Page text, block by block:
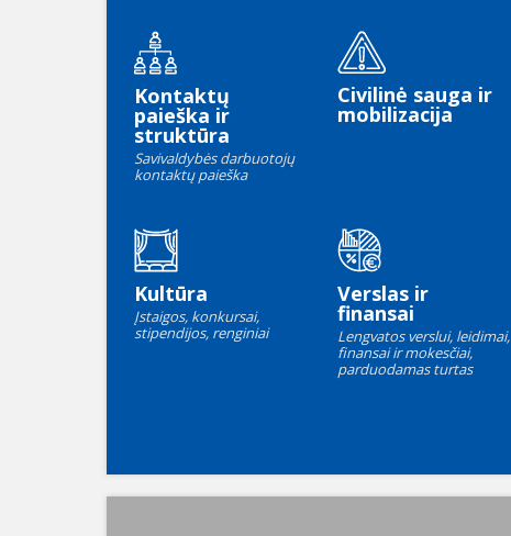
Kontaktų
paieška ir
struktūra
Savivaldybės darbuotojų
kontaktų paieška
Civilinė sauga ir
mobilizacija
Kultūra
Įstaigos, konkursai,
stipendijos, renginiai
Verslas ir
finansai
Lengvatos verslui, leidimai,
finansai ir mokesčiai,
parduodamas turtas